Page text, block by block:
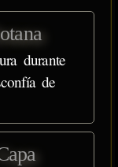
durante
de